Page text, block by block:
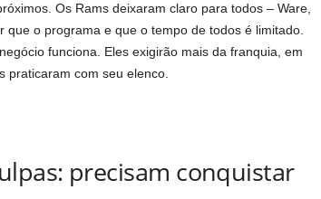
Os Rams deixaram claro para todos – Ware,
o programa e que o tempo de todos é limitado.
funciona. Eles exigirão mais da franquia, em
praticaram com seu elenco.
precisam conquistar